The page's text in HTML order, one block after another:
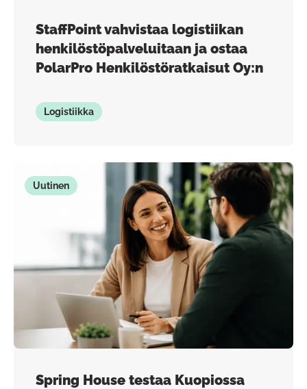
StaffPoint vahvistaa logistiikan
henkilöstöpalveluitaan ja ostaa
PolarPro Henkilöstöratkaisut Oy:n
Logistiikka
Uutinen
Spring House testaa Kuopiossa